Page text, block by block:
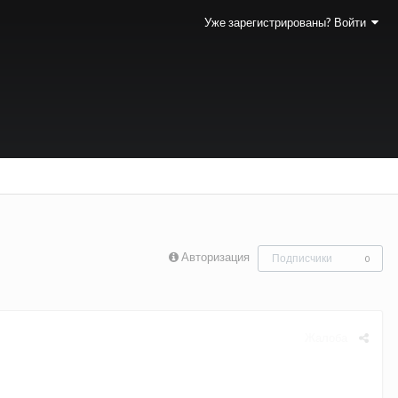
Уже зарегистрированы? Войти
Авторизация Подписчики 0